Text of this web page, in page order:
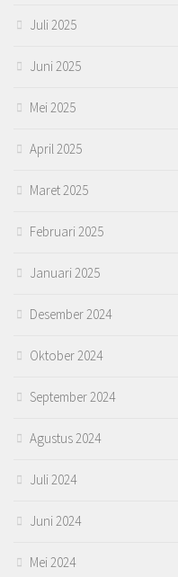
Juli 2025
Juni 2025
Mei 2025
April 2025
Maret 2025
Februari 2025
Januari 2025
Desember 2024
Oktober 2024
September 2024
Agustus 2024
Juli 2024
Juni 2024
Mei 2024